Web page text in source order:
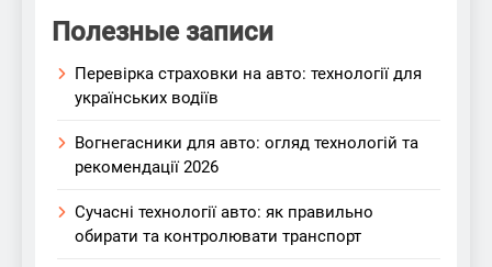
Полезные записи
Перевірка страховки на авто: технології для
українських водіїв
Вогнегасники для авто: огляд технологій та
рекомендації 2026
Сучасні технології авто: як правильно
обирати та контролювати транспорт